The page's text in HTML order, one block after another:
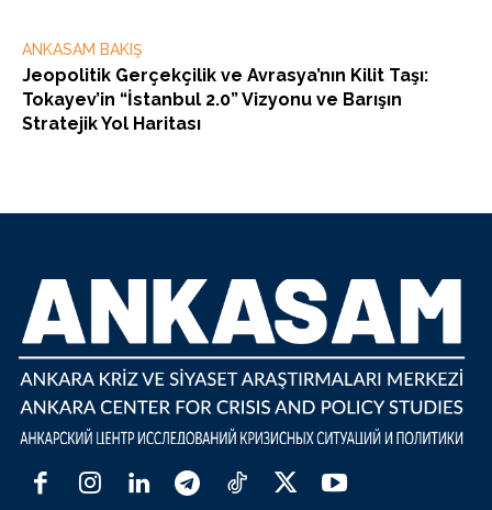
ANKASAM BAKIŞ
Jeopolitik Gerçekçilik ve Avrasya’nın Kilit Taşı:
Tokayev’in “İstanbul 2.0” Vizyonu ve Barışın
Stratejik Yol Haritası